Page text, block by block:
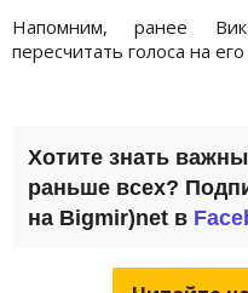
Напомним, ранее
пересчитать голоса на его
Хотите знать
раньше всех?
на Bigmir)net в